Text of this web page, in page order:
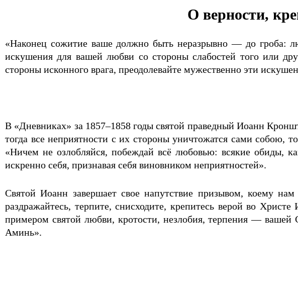
О верности,
«Наконец сожитие ваше должно быть неразрывно — до гроба:
искушения для вашей любви со стороны слабостей того или
стороны исконного врага, преодолевайте мужественно эти
В «Дневниках» за 1857–1858 годы святой праведный Иоанн
тогда все неприятности с их стороны уничтожатся сами собою,
«Ничем не озлобляйся, побеждай всё любовью: всякие обиды,
искренно себя, признавая себя винов­ником неприятностей».
Святой Иоанн завершает свое напутствие призывом, коему
раздражайтесь, терпите, снисходите, крепитесь верой во
примером святой любви, кротости, незлобия, терпения —
Аминь».